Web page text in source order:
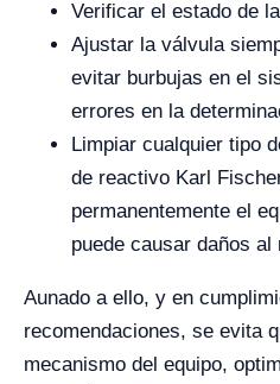
Verificar el estado de
Ajustar la válvula
evitar burbujas en el
errores en la
Limpiar cualquier tipo
de reactivo Karl
permanentemente el
puede causar daños al
Aunado a ello, y en
recomendaciones, se evita
mecanismo del equipo,